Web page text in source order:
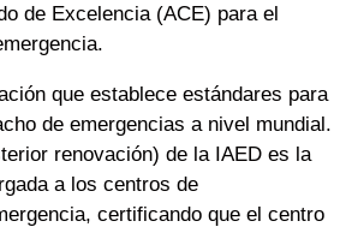
de Excelencia (ACE) para el
que establece estándares para
de emergencias a nivel mundial.
renovación) de la IAED es la
a los centros de
certificando que el centro